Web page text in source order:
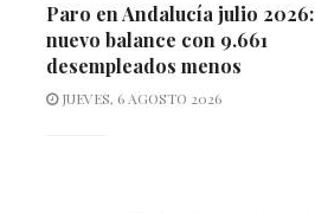
Paro en Andalucía julio 2026:
nuevo balance con 9.661
desempleados menos
JUEVES, 6 AGOSTO 2026